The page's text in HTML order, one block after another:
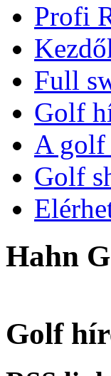
Profi
Full
Golf
A golf
Golf
Hahn
Golf